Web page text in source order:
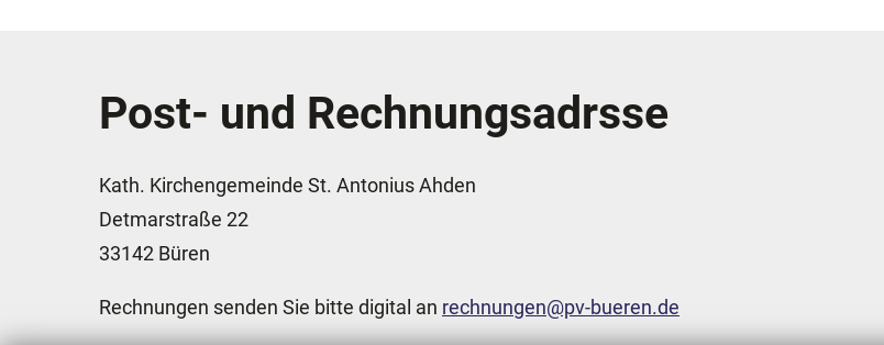
Post- und Rechnungsadrsse
Kath. Kirchengemeinde St. Antonius Ahden
Detmarstraße 22
33142 Büren
Rechnungen senden Sie bitte digital an rechnungen@pv-bueren.de